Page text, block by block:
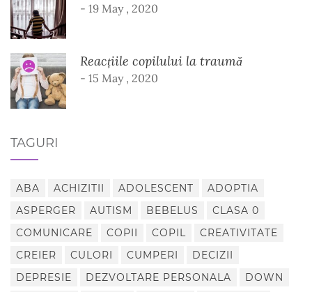
- 19 May , 2020
Reacțiile copilului la traumă
- 15 May , 2020
TAGURI
ABA ACHIZITII ADOLESCENT
ADOPTIA
ASPERGER
AUTISM BEBELUS
CLASA 0
COMUNICARE
COPII COPIL
CREATIVITATE
CREIER
CULORI CUMPERI
DECIZII
DEPRESIE
DEZVOLTARE PERSONALA
DOWN